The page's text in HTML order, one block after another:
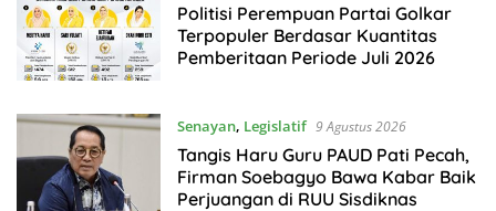
Politisi Perempuan Partai Golkar
Terpopuler Berdasar Kuantitas
Pemberitaan Periode Juli 2026
Senayan, Legislatif 9 Agustus 2026
Tangis Haru Guru PAUD Pati Pecah,
Firman Soebagyo Bawa Kabar Baik
Perjuangan di RUU Sisdiknas